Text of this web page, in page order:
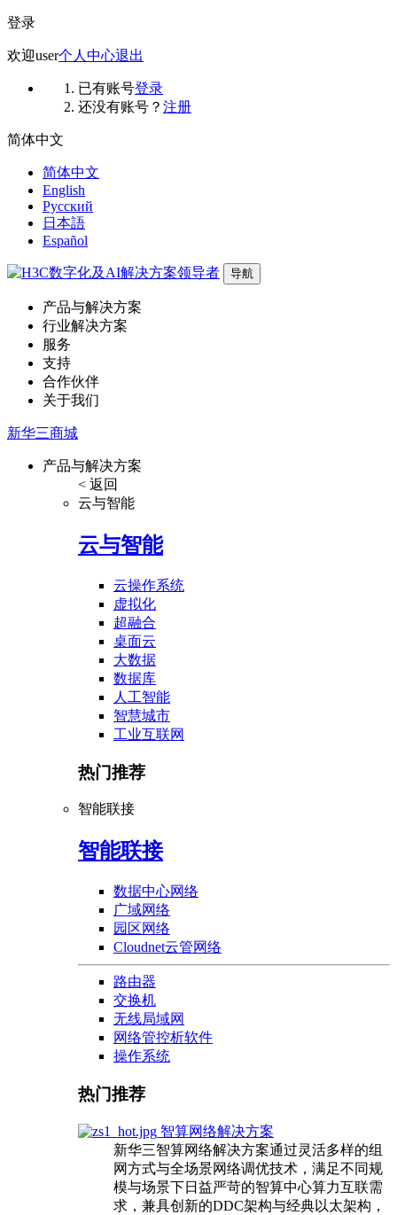
登录
欢迎user个人中心退出
已有账号登录
还没有账号？ 注册
简体中文
简体中文
English
Русский
日本語
Español
导航
产品与解决方案
行业解决方案
服务
支持
合作伙伴
关于我们
新华三商城
产品与解决方案
< 返回
云与智能
云与智能
云操作系统
虚拟化
超融合
桌面云
大数据
数据库
人工智能
智慧城市
工业互联网
热门推荐
智能联接
智能联接
数据中心网络
广域网络
园区网络
Cloudnet云管网络
路由器
交换机
无线局域网
网络管控析软件
操作系统
热门推荐
智算网络解决方案
新华三智算网络解决方案通过灵活多样的组
网方式与全场景网络调优技术，满足不同规
模与场景下日益严苛的智算中心算力互联需
求，兼具创新的DDC架构与经典以太架构，